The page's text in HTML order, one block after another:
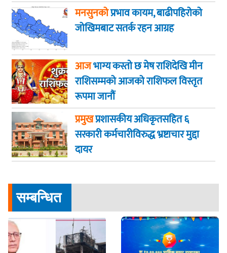
मनसुनकोप्रभाव कायम, बाढीपहिरोको
जोखिमबाट सतर्क रहन आग्रह
आजभाग्य कस्ताे छ मेष राशिदेखि मीन
राशिसम्मको आजको राशिफल विस्तृत
रूपमा जानौं
प्रमुखप्रशासकीय अधिकृतसहित ६
सरकारी कर्मचारीविरुद्ध भ्रष्टाचार मुद्दा
दायर
सम्बन्धित